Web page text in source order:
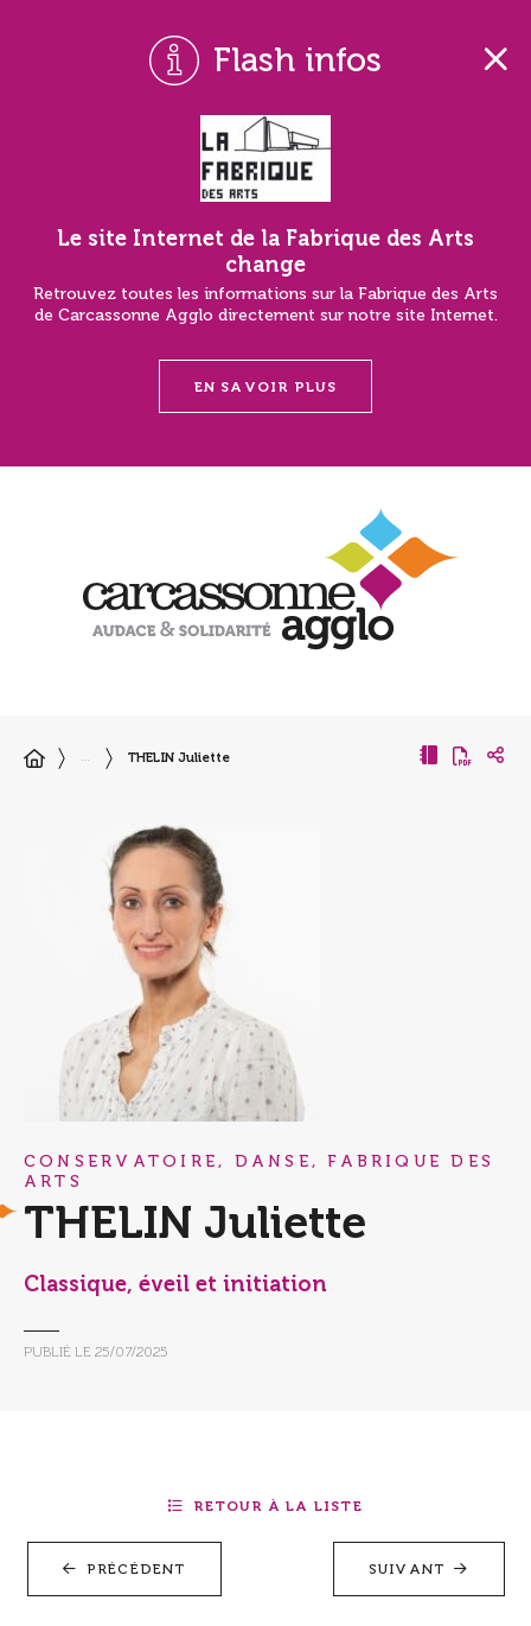
Flash infos
Le site Internet de la Fabrique des Arts
change
Retrouvez toutes les informations sur la Fabrique des Arts
de Carcassonne Agglo directement sur notre site Internet.
EN SAVOIR PLUS
… THELIN Juliette
CONSERVATOIRE, DANSE, FABRIQUE DES
ARTS
THELIN Juliette
Classique, éveil et initiation
PUBLIÉ LE 25/07/2025
PRÉCÉDENT
RETOUR À LA LISTE
SUIVANT